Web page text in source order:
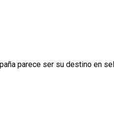
parece ser su destino en